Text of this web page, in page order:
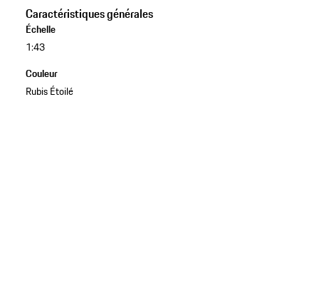
Caractéristiques générales
Échelle
1:43
Couleur
Rubis Étoilé